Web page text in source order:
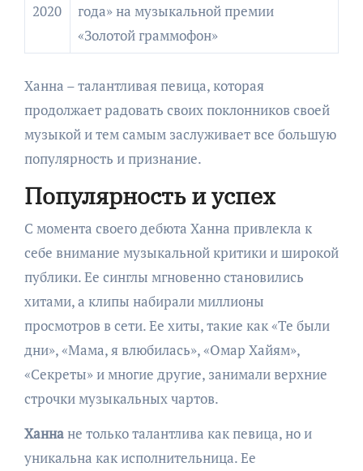
2020
года» на музыкальной премии
«Золотой граммофон»
Ханна – талантливая певица, которая
продолжает радовать своих поклонников своей
музыкой и тем самым заслуживает все большую
популярность и признание.
Популярность и успех
С момента своего дебюта Ханна привлекла к
себе внимание музыкальной критики и широкой
публики. Ее синглы мгновенно становились
хитами, а клипы набирали миллионы
просмотров в сети. Ее хиты, такие как «Те были
дни», «Мама, я влюбилась», «Омар Хайям»,
«Секреты» и многие другие, занимали верхние
строчки музыкальных чартов.
Ханнане только талантлива как певица, но и
уникальна как исполнительница. Ее